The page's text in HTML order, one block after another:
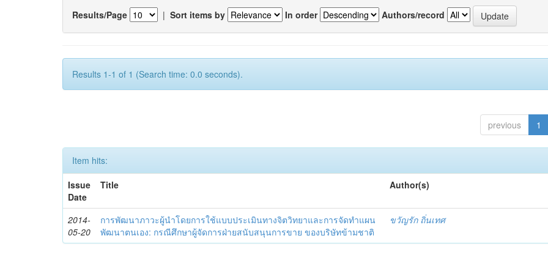
Results/Page | Sort items by In order Authors/record
Results 1-1 of 1 (Search time: 0.0 seconds).
previous 1
Item hits:
Issue
Date
Title Author(s)
2014-
05-20
การพัฒนาภาวะผู้นำโดยการใช้แบบประเมินทางจิตวิทยาและการจัดทำแผน
พัฒนาตนเอง: กรณีศึกษาผู้จัดการฝ่ายสนับสนุนการขาย ของบริษัทข้ามชาติ
ขวัญรัก ถิ่นเทศ